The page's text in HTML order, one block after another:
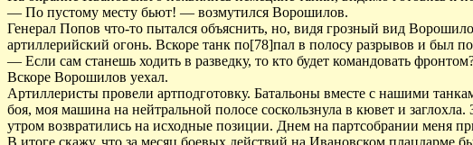
— По пустому месту бьют! — возмутился Ворошилов.
Генерал Попов что-то пытался объяснить, но, видя грозный вид
артиллерийский огонь. Вскоре танк по[78]пал в полосу разрывов и был
— Если сам станешь ходить в разведку, то кто будет командовать
Вскоре Ворошилов уехал.
Артиллеристы провели артподготовку. Батальоны вместе с нашими
боя, моя машина на нейтральной полосе соскользнула в кювет и
утром возвратились на исходные позиции. Днем на партсобрании меня
В итоге скажу, что за месяц боевых действий на Ивановском плацдарме